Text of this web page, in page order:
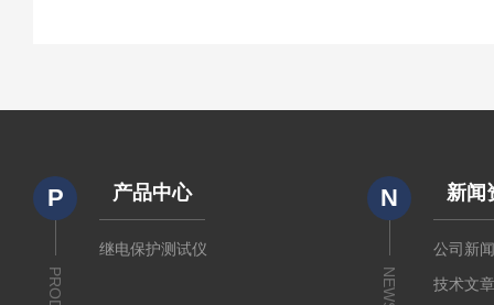
P 产品中心
继电保护测试仪
N
NEWS
新闻
公司新
技术文